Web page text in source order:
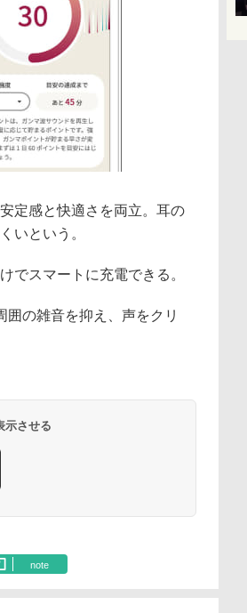
定感と快適さを両立。耳の
いという。
でスマートに充電できる。
の雑音を抑え、声をクリ
示させる
note